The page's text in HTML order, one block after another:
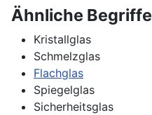
Ähnliche Begriffe
Kristallglas
Schmelzglas
Flachglas
Spiegelglas
Sicherheitsglas